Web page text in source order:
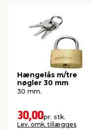
Hængelås m/tre
nøgler 30 mm
30 mm.
30,00pr. stk.
Lev. omk. tillægges